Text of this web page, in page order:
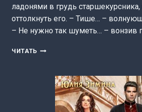
ладонями в грудь старшекурсника,
оттолкнуть его. – Тише… –
– Не нужно так шуметь… – вонзив
ЧИТАТЬ НИЩЕНКА
АКАДЕМИИ
(ЮЛИЯ
ЗИМИНА)